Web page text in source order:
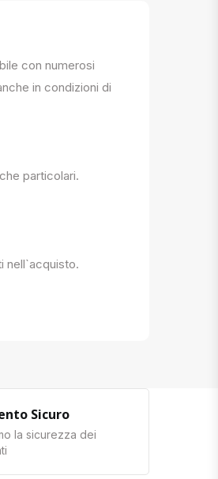
con numerosi
in condizioni di
particolari.
nell`acquisto.
Sicuro
la sicurezza dei